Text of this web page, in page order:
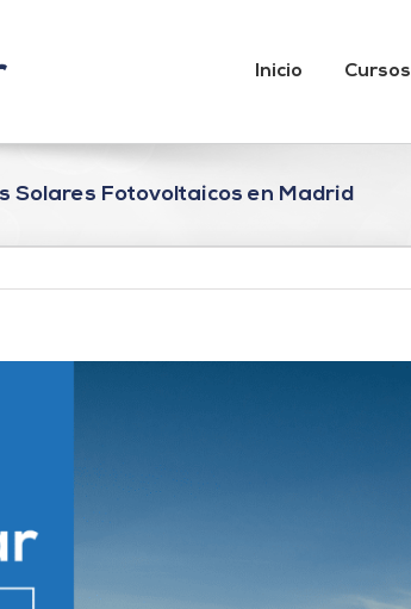
Inicio Cursos
Solares Fotovoltaicos en Madrid